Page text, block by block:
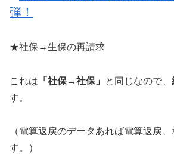
弾！
★社保→生保の再請求
これは 「社保→社保」 と同じなので、
す。
（電算返戻のデータあれば電算返戻
す。）